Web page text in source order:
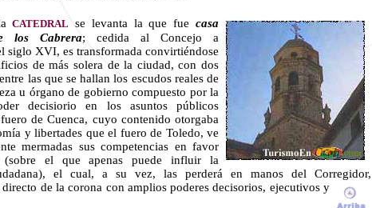
CATEDRAL se levanta la que fuecasa
los Cabrera; cedida al Concejo a
siglo XVI, es transformada convirtiéndose
de más solera de la ciudad, con dos
las que se hallan los escudos reales de
u órgano de gobierno compuesto por la
decisiorio en los asuntos públicos
de Cuenca, cuyo contenido otorgaba
y libertades que el fuero de Toledo, ve
mermadas sus competencias en favor
el que apenas puede influir la
el cual, a su vez, las perderá en manos del Corregidor,
directo de la corona con amplios poderes decisorios, ejecutivos y